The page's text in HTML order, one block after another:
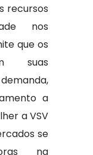
recursos
nos
que os
suas
a
a VSV
se
na